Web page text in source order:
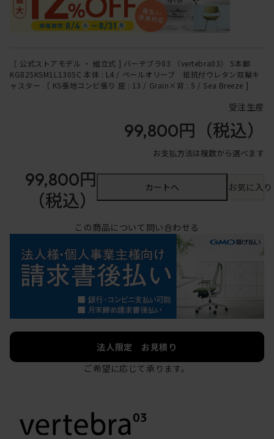
［ 公式ストアモデル ・ 組立式 ] バーテブラ03 （vertebra03） 5本脚
KG825KSM1L1305C 本体 : L4 / ペールオリーブ 抵抗付ウレタン双輪キ
ャスター ［ KS張地コンビ張り 座 : 13 / Grain×背 : 5 / Sea Breeze ]
受注生産
99,800円 （税込）
お支払方法は複数から選べます
99,800円
（税込）
カートへ お気に入
この商品について問い合わせる
法人限定 お見積り
ご希望に応じて承ります。